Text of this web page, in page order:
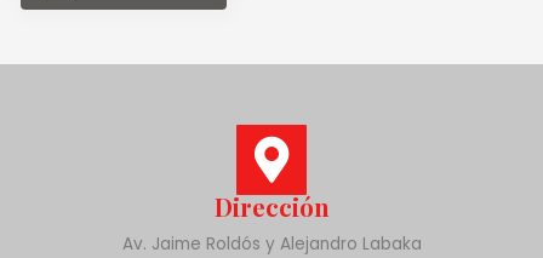
Dirección
Av. Jaime Roldós y Alejandro Labaka